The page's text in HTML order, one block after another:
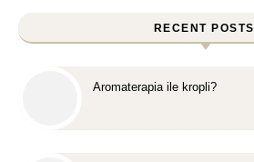
RECENT POSTS
Aromaterapia ile kropli?